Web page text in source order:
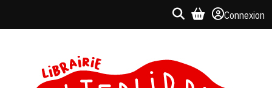
Connexion